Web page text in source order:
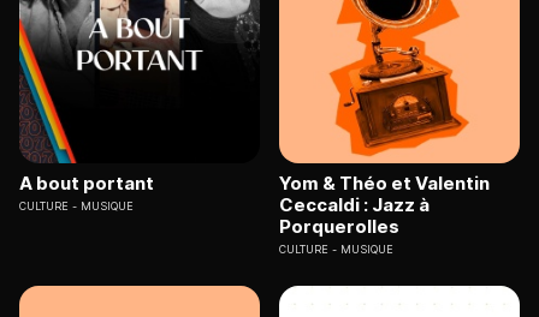
A bout portant
CULTURE MUSIQUE
Yom & Théo et Valentin
Ceccaldi : Jazz à
Porquerolles
CULTURE MUSIQUE